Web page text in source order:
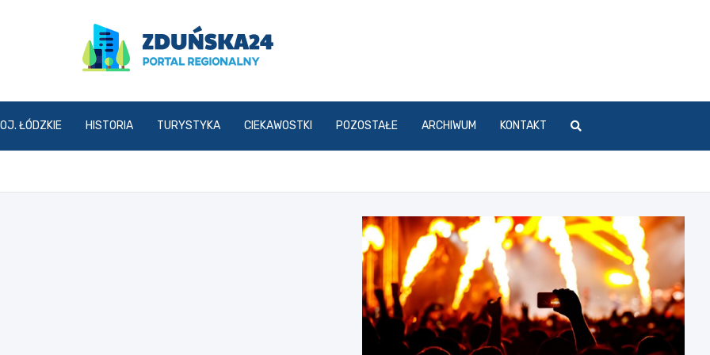
zdunska24.pl
ŁÓDZKIE HISTORIA TURYSTYKA CIEKAWOSTKI POZOSTAŁE ARCHIWUM KONTAKT